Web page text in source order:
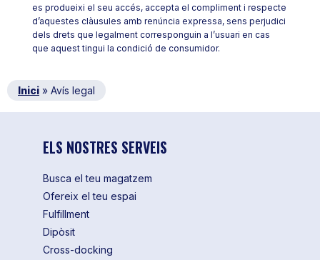
es produeixi el seu accés, accepta el compliment i respecte
d’aquestes clàusules amb renúncia expressa, sens perjudici
dels drets que legalment corresponguin a l’usuari en cas
que aquest tingui la condició de consumidor.
Inici » Avís legal
ELS NOSTRES SERVEIS
Busca el teu magatzem
Ofereix el teu espai
Fulfillment
Dipòsit
Cross-docking